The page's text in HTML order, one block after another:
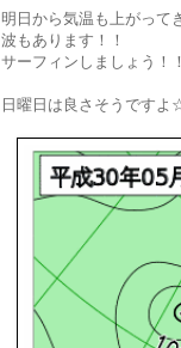
明日から気温も上がって
波もあります！！
サーフィンしましょう！
日曜日は良さそうですよ